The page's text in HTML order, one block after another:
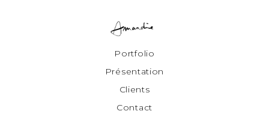
Portfolio
Présentation
Clients
Contact